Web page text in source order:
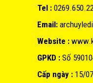
Tel :
Email:
Website :
GPKD : Số
Cấp ngày : 15/